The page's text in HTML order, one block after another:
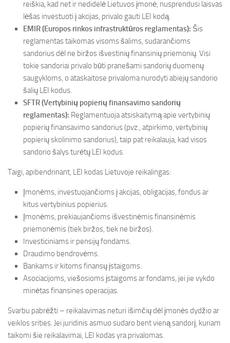
reiškia, kad net ir nedidelė Lietuvos įmonė, nusprendusi laisvas
lėšas investuoti į akcijas, privalo gauti LEI kodą.
EMIR (Europos rinkos infrastruktūros reglamentas): Šis
reglamentas taikomas visoms šalims, sudarančioms
sandorius dėl ne biržos išvestinių finansinių priemonių. Visi
tokie sandoriai privalo būti pranešami sandorių duomenų
saugykloms, o ataskaitose privaloma nurodyti abiejų sandorio
šalių LEI kodus.
SFTR (Vertybinių popierių finansavimo sandorių
reglamentas): Reglamentuoja atsiskaitymą apie vertybinių
popierių finansavimo sandorius (pvz., atpirkimo, vertybinių
popierių skolinimo sandorius), taip pat reikalauja, kad visos
sandorio šalys turėtų LEI kodus.
Taigi, apibendrinant, LEI kodas Lietuvoje reikalingas:
Įmonėms, investuojančioms į akcijas, obligacijas, fondus ar
kitus vertybinius popierius.
Įmonėms, prekiaujančioms išvestinėmis finansinėmis
priemonėmis (tiek biržos, tiek ne biržos).
Investiciniams ir pensijų fondams.
Draudimo bendrovėms.
Bankams ir kitoms finansų įstaigoms.
Asociacijoms, viešosioms įstaigoms ar fondams, jei jie vykdo
minėtas finansines operacijas.
Svarbu pabrėžti – reikalavimas neturi išimčių dėl įmonės dydžio ar
veiklos srities. Jei juridinis asmuo sudaro bent vieną sandorį, kuriam
taikomi šie reikalavimai, LEI kodas yra privalomas.